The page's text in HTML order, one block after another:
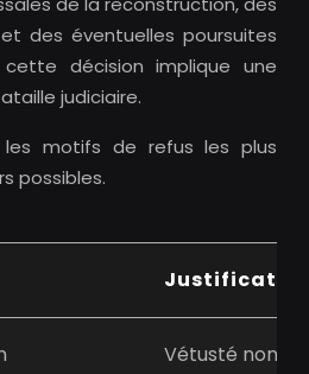
des éventuelles poursuites
décision implique une
judiciaire.
motifs de refus les plus
possibles.
Justification
Vétusté non